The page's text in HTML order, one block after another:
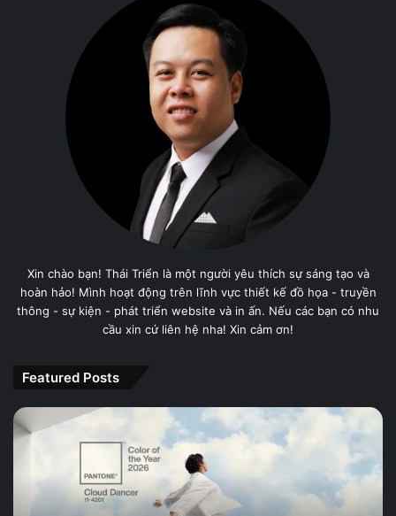
Xin chào bạn! Thái Triển là một người yêu thích sự sáng tạo và
hoàn hảo! Mình hoạt động trên lĩnh vực thiết kế đồ họa - truyền
thông - sự kiện - phát triển website và in ấn. Nếu các bạn có nhu
cầu xin cứ liên hệ nha! Xin cảm ơn!
Featured Posts
PANTONE
11-
Màu